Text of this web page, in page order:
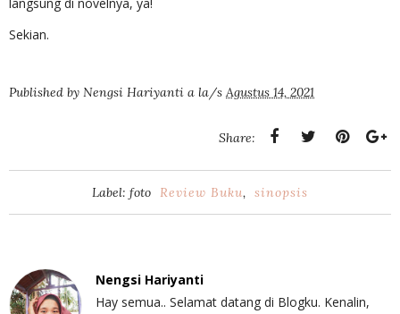
Sekian.
Published by Nengsi Hariyanti a la/s Agustus 14, 2021
Share:
Label: foto Review Buku, sinopsis
Nengsi Hariyanti
Hay semua.. Selamat datang di Blogku. Kenalin,